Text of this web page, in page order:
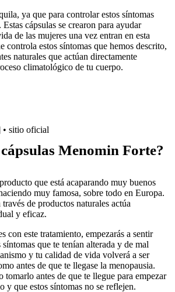
ya que para controlar estos síntomas
cápsulas se crearon para ayudar
de las mujeres una vez entran en esta
controla estos síntomas que hemos descrito,
naturales que actúan directamente
climatológico de tu cuerpo.
• sitio oficial
Menomin Forte?
que está acaparando muy buenos
muy famosa, sobre todo en Europa.
de productos naturales actúa
y eficaz.
con este tratamiento, empezarás a sentir
que te tenían alterada y de mal
y tu calidad de vida volverá a ser
antes de que te llegase la menopausia.
tomarlo antes de que te llegue para empezar
y que estos síntomas no se reflejen.